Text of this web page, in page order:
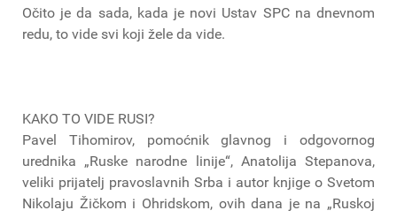
Očito je da sada, kada je novi Ustav SPC na dnevnom
redu, to vide svi koji žele da vide.
KAKO TO VIDE RUSI?
Pavel Tihomirov, pomoćnik glavnog i odgovornog
urednika „Ruske narodne linije“, Anatolija Stepanova,
veliki prijatelj pravoslavnih Srba i autor knjige o Svetom
Nikolaju Žičkom i Ohridskom, ovih dana je na „Ruskoj